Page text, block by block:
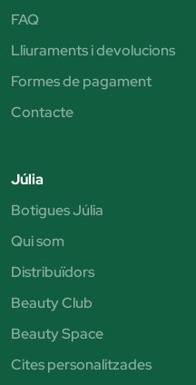
FAQ
Lliuraments i devolucions
Formes de pagament
Contacte
Júlia
Botigues Júlia
Qui som
Distribuïdors
Beauty Club
Beauty Space
Cites personalitzades